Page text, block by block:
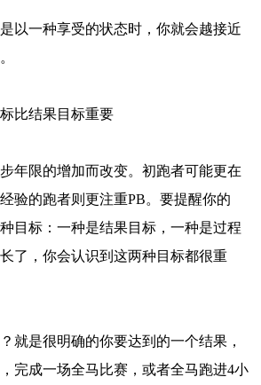
以一种享受的状态时，你就会越接近
比结果目标重要
年限的增加而改变。初跑者可能更在
验的跑者则更注重PB。要提醒你的
目标：一种是结果目标，一种是过程
了，你会认识到这两种目标都很重
就是很明确的你要达到的一个结果，
完成一场全马比赛，或者全马跑进4小